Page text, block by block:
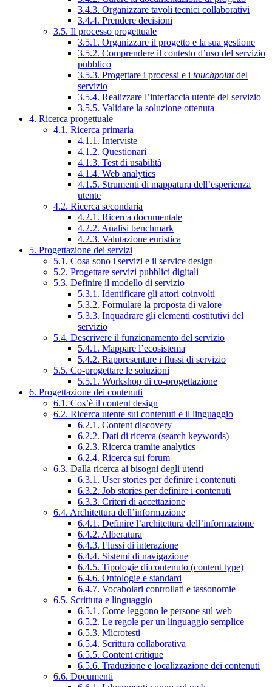
3.4.3. Organizzare tavoli tecnici collaborativi
3.4.4. Prendere decisioni
3.5. Il processo progettuale
3.5.1. Organizzare il progetto e la sua gestione
3.5.2. Comprendere il contesto d’uso del servizio
pubblico
3.5.3. Progettare i processi e i touchpointdel
servizio
3.5.4. Realizzare l’interfaccia utente del servizio
3.5.5. Validare la soluzione ottenuta
4. Ricerca progettuale
4.1. Ricerca primaria
4.1.1. Interviste
4.1.2. Questionari
4.1.3. Test di usabilità
4.1.4. Web analytics
4.1.5. Strumenti di mappatura dell’esperienza
utente
4.2. Ricerca secondaria
4.2.1. Ricerca documentale
4.2.2. Analisi benchmark
4.2.3. Valutazione euristica
5. Progettazione dei servizi
5.1. Cosa sono i servizi e il service design
5.2. Progettare servizi pubblici digitali
5.3. Definire il modello di servizio
5.3.1. Identificare gli attori coinvolti
5.3.2. Formulare la proposta di valore
5.3.3. Inquadrare gli elementi costitutivi del
servizio
5.4. Descrivere il funzionamento del servizio
5.4.1. Mappare l’ecosistema
5.4.2. Rappresentare i flussi di servizio
5.5. Co-progettare le soluzioni
5.5.1. Workshop di co-progettazione
6. Progettazione dei contenuti
6.1. Cos’è il content design
6.2. Ricerca utente sui contenuti e il linguaggio
6.2.1. Content discovery
6.2.2. Dati di ricerca (search keywords)
6.2.3. Ricerca tramite analytics
6.2.4. Ricerca sui forum
6.3. Dalla ricerca ai bisogni degli utenti
6.3.1. User stories per definire i contenuti
6.3.2. Job stories per definire i contenuti
6.3.3. Criteri di accettazione
6.4. Architettura dell’informazione
6.4.1. Definire l’architettura dell’informazione
6.4.2. Alberatura
6.4.3. Flussi di interazione
6.4.4. Sistemi di navigazione
6.4.5. Tipologie di contenuto (content type)
6.4.6. Ontologie e standard
6.4.7. Vocabolari controllati e tassonomie
6.5. Scrittura e linguaggio
6.5.1. Come leggono le persone sul web
6.5.2. Le regole per un linguaggio semplice
6.5.3. Microtesti
6.5.4. Scrittura collaborativa
6.5.5. Content critique
6.5.6. Traduzione e localizzazione dei contenuti
6.6. Documenti